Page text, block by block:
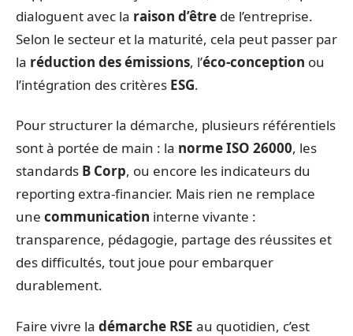
dialoguent avec la raison d’être de l’entreprise.
Selon le secteur et la maturité, cela peut passer par
la réduction des émissions, l’éco-conception ou
l’intégration des critères ESG.
Pour structurer la démarche, plusieurs référentiels
sont à portée de main : la norme ISO 26000, les
standards B Corp, ou encore les indicateurs du
reporting extra-financier. Mais rien ne remplace
une communication interne vivante :
transparence, pédagogie, partage des réussites et
des difficultés, tout joue pour embarquer
durablement.
Faire vivre la démarche RSE au quotidien, c’est